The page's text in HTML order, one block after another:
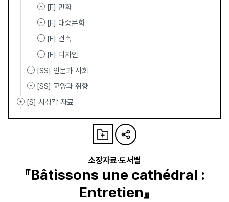
[F] 만화
[F] 대중문화
[F] 건축
[F] 디자인
[SS] 인문과 사회
[SS] 교양과 취향
[S] 시청각 자료
소장자료·도서별
『Bâtissons une cathédral :
Entretien』